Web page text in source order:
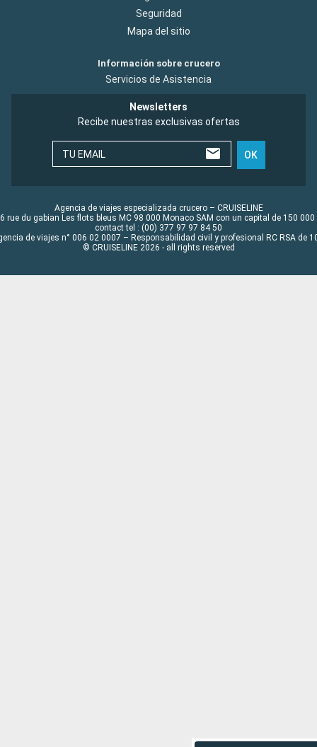
Seguridad
Mapa del sitio
Información sobre crucero
Servicios de Asistencia
Newsletters
Recibe nuestras exclusivas ofertas
TU EMAIL OK
Agencia de viajes especializada crucero – CRUISELINE
rue du gabian Les flots bleus MC 98 000 Monaco SAM con un capital de 150 000
contact tel : (00) 377 97 97 84 50
de viajes n° 006 02 0007 – Responsabilidad civil y profesional RC RSA de
© CRUISELINE 2026 - all rights reserved